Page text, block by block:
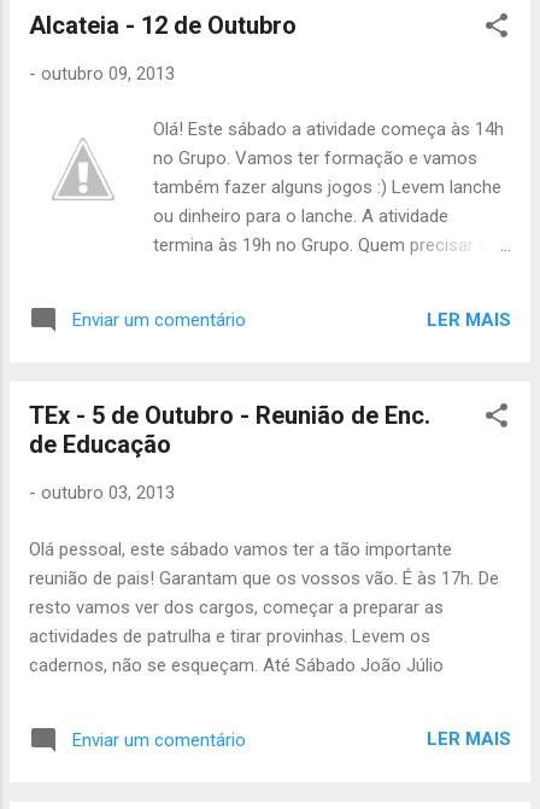
Alcateia - 12 de Outubro
- outubro 09, 2013
Olá! Este sábado a atividade começa às 14h
no Grupo. Vamos ter formação e vamos
também fazer alguns jogos :) Levem lanche
ou dinheiro para o lanche. A atividade
termina às 19h no Grupo. Quem precisar de
pagar este sábado, é 15€! Até sábado!
Enviar um comentário LER MAIS
TEx - 5 de Outubro - Reunião de Enc.
de Educação
- outubro 03, 2013
Olá pessoal, este sábado vamos ter a tão importante
reunião de pais! Garantam que os vossos vão. É às 17h. De
resto vamos ver dos cargos, começar a preparar as
actividades de patrulha e tirar provinhas. Levem os
cadernos, não se esqueçam. Até Sábado João Júlio
Enviar um comentário LER MAIS